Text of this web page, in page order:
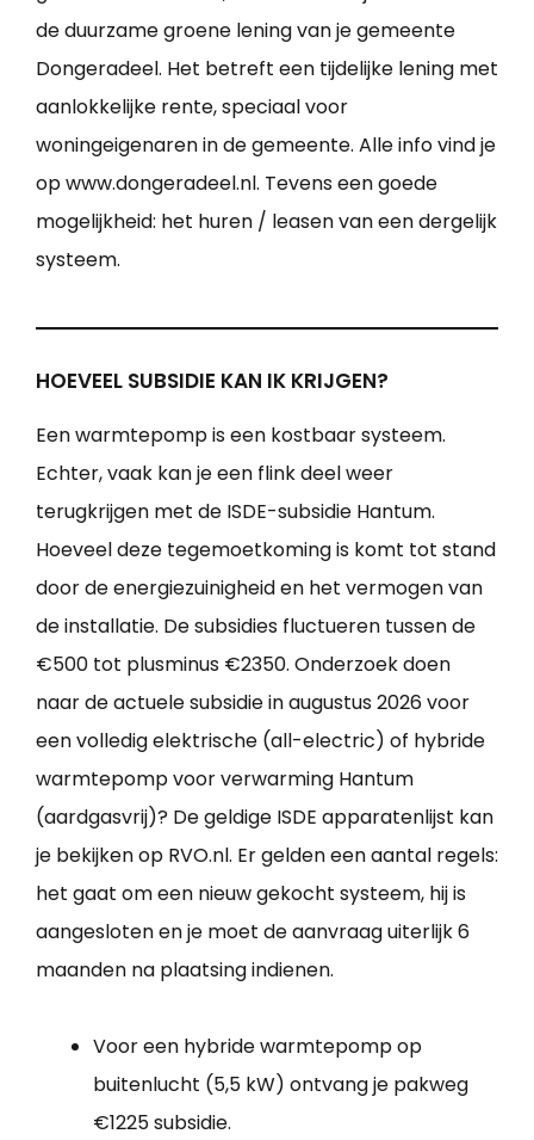
de duurzame groene lening van je gemeente
Dongeradeel. Het betreft een tijdelijke lening met
aanlokkelijke rente, speciaal voor
woningeigenaren in de gemeente. Alle info vind je
op www.dongeradeel.nl. Tevens een goede
mogelijkheid: het huren / leasen van een dergelijk
systeem.
HOEVEEL SUBSIDIE KAN IK KRIJGEN?
Een warmtepomp is een kostbaar systeem.
Echter, vaak kan je een flink deel weer
terugkrijgen met de ISDE-subsidie Hantum.
Hoeveel deze tegemoetkoming is komt tot stand
door de energiezuinigheid en het vermogen van
de installatie. De subsidies fluctueren tussen de
€500 tot plusminus €2350. Onderzoek doen
naar de actuele subsidie in augustus 2026 voor
een volledig elektrische (all-electric) of hybride
warmtepomp voor verwarming Hantum
(aardgasvrij)? De geldige ISDE apparatenlijst kan
je bekijken op RVO.nl. Er gelden een aantal regels:
het gaat om een nieuw gekocht systeem, hij is
aangesloten en je moet de aanvraag uiterlijk 6
maanden na plaatsing indienen.
Voor een hybride warmtepomp op
buitenlucht (5,5 kW) ontvang je pakweg
€1225 subsidie.